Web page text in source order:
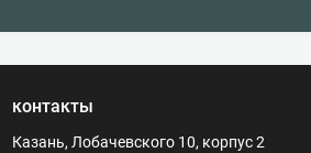
контакты
Казань, Лобачевского 10, корпус 2